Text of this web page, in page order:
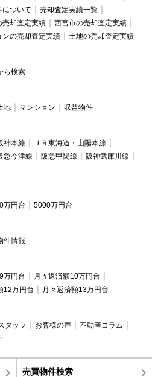
について
売却査定実績一覧
売却査定実績
西宮市の売却査定実績
ンの売却査定実績 土地の売却査定実績
ら検索
地 マンション 収益物件
神本線
ＪＲ東海道・山陽本線
急今津線 阪急甲陽線
阪神武庫川線
万円台 5000万円台
件情報
万円台
月々返済額10万円台
12万円台 月々返済額13万円台
タッフ お客様の声
不動産コラム
売買物件検索